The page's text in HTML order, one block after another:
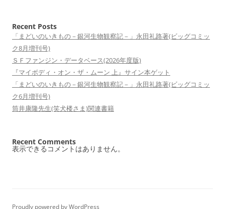
ン
Recent Posts
「まどいのいきもの－銀河生物観察記－」永田礼路著(ビッグコミッ
ク8月増刊号)
ＳＦファンジン・データベース(2026年度版)
『マイボディ・オン・ザ・ムーン 上』サイン本ゲット
「まどいのいきもの－銀河生物観察記－」永田礼路著(ビッグコミッ
ク6月増刊号)
筒井康隆先生(笑犬楼さま)関連書籍
Recent Comments
表示できるコメントはありません。
Proudly powered by WordPress